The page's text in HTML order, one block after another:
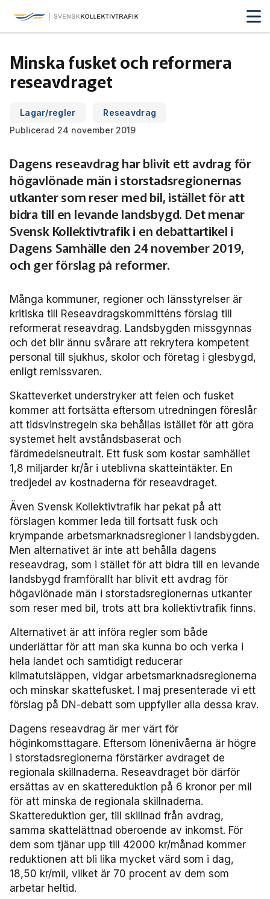
Hoppa
Tillsammans blir vi smartare
Medlemmar
Nätverk
Biljettkontroll­
Bussdepå­
Chefer
Järnväg
Kommunikation
Miljö­
Tillgänglighet
Trafikutveckling
Användare Anbaro
Användare Förarcertifiering Buss
Användare Förarcertifiering Serviceresor
Partner­samverkan
Skolskjutsen.se
Studentkonceptet
Associerade medlemmar
Bli associerad medlem
Medlemszon
Affärs­nätverket 2025
Affärs­nätverket 2024
Affärs­nätverket 2023
Affärs­nätverket 2022
Användargrupp Anbaro
Användargrupp förarcertifiering Buss
Nationellt material Buss
Lokalt material Buss
Användarträffar buss
Användargrupp förarcertifiering Serviceresor
Nationellt material Serviceresor
Lokalt material Serviceresor
Användarträffar
Användargrupp Kollbar
Biljettkontroll­nätverket
Biljettkontroll­nätverket 2026
Biljettkontroll­nätverket 2024
Biljettkontroll­nätverket 2023
Biljettkontroll­nätverket 2022
Bussdepå­nätverket
Bussdepå­nätverket 2024
Bussdepå­nätverket 2023
Bussdepå­nätverket 2022
Chefs­nätverket 2023
Chefs­nätverket 2022
Försäljnings­nätverket
Försäljnings­nätverket 2025
Försäljnings­nätverket 2024
Försäljnings­nätverket 2022
Järnvägs­nätverket
Kommunikations­nätverket
Kommunikations­nätverket 2025
Kommunikations­nätverket 2024
Kommunikations­nätverket 2022
Serviceresor 2026
Serviceresor 2025
Serviceresor 2023
Serviceresor 2022
Miljö­nätverket
Miljö­nätverket 2026
Miljö­nätverket 2024
Miljö­nätverket 2023
Miljö­nätverket 2022
Samverkans­forum Kris och beredskap
Skolskjuts 2025
Tillgänglighets­nätverket
Tillgänglighets­nätverket 2026
Tillgänglighets­nätverket 2025
Tillgänglighets­nätverket 2024
Tillgänglighets­nätverket 2023
Trafikutvecklar­nätverket
Trafikutvecklar­nätverket 2026
Trafikutvecklar­nätverket 2025
Trafikutvecklar­nätverket 2024
Trygghets­nätverket
Trygghets­nätverket 2026
Trygghets­nätverket 2025
Fakta & statistik
Fakta om kollektivtrafiken
Biljettpriser
Järnväg
Miljö och klimat
Samhällsnytta
Upphandlingar
Utbildning & Karriär
Förarcertifieringar
Webbinarier
Våra utbildningar
Yrke och skola
Personalförsörjning
Attraktivare kollektivtrafik­bransch
Aktuellt & debatt
Så här tycker vi
Nyheter
Debattartiklar
Frågor vi driver
Rapporter
Kollektivtrafikens bidrag till transportsektorns klimatmål
Remissvar
Aktiviteter och event
Almedalen
Persontrafik
A-Ö
Om oss
Organisation
Historik
Information om kundfakturor
Kalender Press In English
Medlemszon
Stäng
Minska fusket och reformera
reseavdraget
Lagar/regler
Reseavdrag
Publicerad 24 november 2019
Dagens reseavdrag har blivit ett avdrag för
högavlönade män i storstadsregionernas
utkanter som reser med bil, istället för att
bidra till en levande landsbygd. Det menar
Svensk Kollektivtrafik i en debattartikel i
Dagens Samhälle den 24 november 2019,
och ger förslag på reformer.
Många kommuner, regioner och länsstyrelser är
kritiska till Reseavdragskommitténs förslag till
reformerat reseavdrag. Landsbygden missgynnas
och det blir ännu svårare att rekrytera kompetent
personal till sjukhus, skolor och företag i glesbygd,
enligt remissvaren.
Skatteverket understryker att felen och fusket
kommer att fortsätta eftersom utredningen föreslår
att tidsvinstregeln ska behållas istället för att göra
systemet helt avståndsbaserat och
färdmedelsneutralt. Ett fusk som kostar samhället
1,8 miljarder kr/år i uteblivna skatteintäkter. En
tredjedel av kostnaderna för reseavdraget.
Även Svensk Kollektivtrafik har pekat på att
förslagen kommer leda till fortsatt fusk och
krympande arbetsmarknadsregioner i landsbygden.
Men alternativet är inte att behålla dagens
reseavdrag, som i stället för att bidra till en levande
landsbygd framförallt har blivit ett avdrag för
högavlönade män i storstadsregionernas utkanter
som reser med bil, trots att bra kollektivtrafik finns.
Alternativet är att införa regler som både
underlättar för att man ska kunna bo och verka i
hela landet och samtidigt reducerar
klimatutsläppen, vidgar arbetsmarknadsregionerna
och minskar skattefusket. I maj presenterade vi ett
förslag på DN-debatt som uppfyller alla dessa krav.
Dagens reseavdrag är mer värt för
höginkomsttagare. Eftersom lönenivåerna är högre
i storstadsregionerna förstärker avdraget de
regionala skillnaderna. Reseavdraget bör därför
ersättas av en skattereduktion på 6 kronor per mil
för att minska de regionala skillnaderna.
Skattereduktion ger, till skillnad från avdrag,
samma skattelättnad oberoende av inkomst. För
dem som tjänar upp till 42000 kr/månad kommer
reduktionen att bli lika mycket värd som i dag,
18,50 kr/mil, vilket är 70 procent av dem som
arbetar heltid.